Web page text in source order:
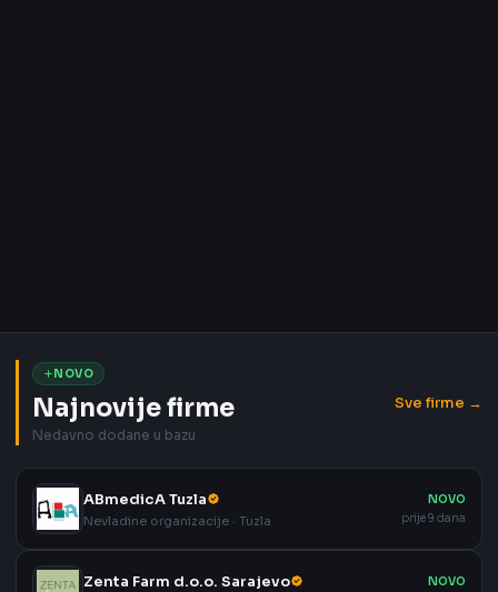
NOVO
Najnovije firme
Nedavno dodane u bazu
Sve firme →
ABmedicA Tuzla
Nevladine organizacije · Tuzla
NOVO
prije 9 dana
Zenta Farm d.o.o. Sarajevo
NOVO